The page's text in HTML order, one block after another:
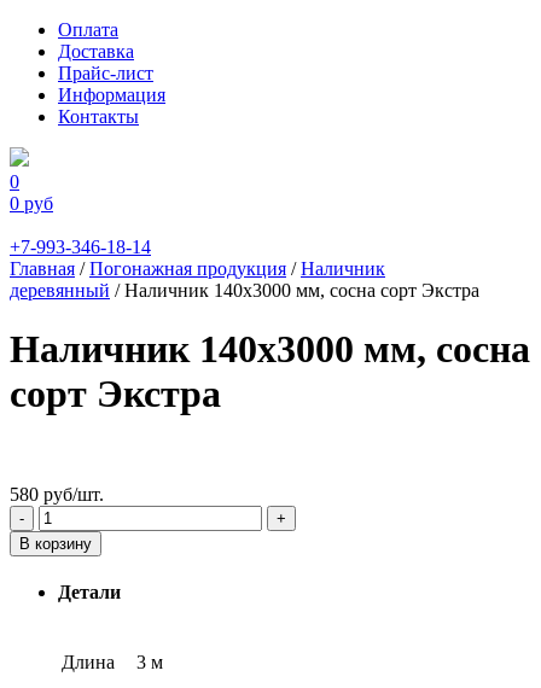
Оплата
Доставка
Прайс-лист
Информация
Контакты
0
0 руб
+7-993-346-18-14
Главная /Погонажная продукция /Наличник
деревянный / Наличник 140х3000 мм, сосна сорт Экстра
Наличник 140х3000 мм, сосна
сорт Экстра
580 руб/шт.
В корзину
Детали
Длина 3 м